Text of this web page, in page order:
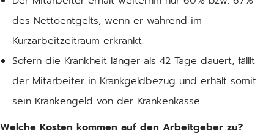
des Nettoentgelts, wenn er während im
Kurzarbeitzeitraum erkrankt.
Sofern die Krankheit länger als 42 Tage dauert, fälllt
der Mitarbeiter in Krankgeldbezug und erhält somit
sein Krankengeld von der Krankenkasse.
Welche Kosten kommen auf den Arbeitgeber zu?